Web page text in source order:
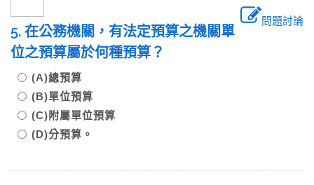
問題討論
5. 在公務機關，有法定預算之機關單
位之預算屬於何種預算？
(A)總預算
(B)單位預算
(C)附屬單位預算
(D)分預算。